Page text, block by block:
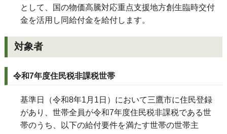
として、国の物価高騰対応重点支援地方創生臨時交付
金を活用し 同給付金を給付します。
対象者
令和7年度住民税非課税世帯
基準日（令和8年1月1日）において三鷹市に住民登録
があり、世帯全員が令和7年度住民税非課税である世
帯のうち、以下の給付要件を満たす世帯の世帯主